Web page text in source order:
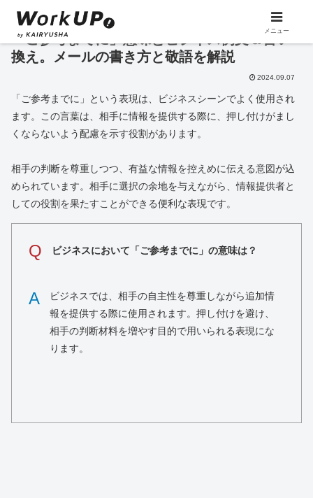
「ご参考までに」意味とビジネス例文＆言い
換え。メールの書き方と敬語を解説
2024.09.07
「ご参考までに」という表現は、ビジネスシーンでよく使用され
ます。この言葉は、相手に情報を提供する際に、押し付けがまし
くならないよう配慮を示す役割があります。
相手の判断を尊重しつつ、有益な情報を控えめに伝える意図が込
められています。相手に選択の余地を与えながら、情報提供者と
しての役割を果たすことができる便利な表現です。
Q ビジネスにおいて「ご参考までに」の意味は？
A
ビジネスでは、相手の自主性を尊重しながら追加情
報を提供する際に使用されます。押し付けを避け、
相手の判断材料を増やす目的で用いられる表現にな
ります。
メニュー